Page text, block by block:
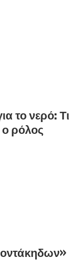
το νερό: Τι
ο ρόλος